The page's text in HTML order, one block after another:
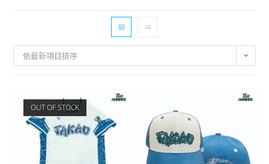
依最新項目排序
OUT OF STOCK